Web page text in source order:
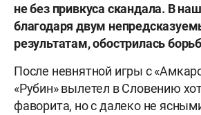
не без привкуса скандала. В
благодаря двум
результатам, обострилась
После невнятной игры с
«Рубин» вылетел в Словению
фаворита, но с далеко не